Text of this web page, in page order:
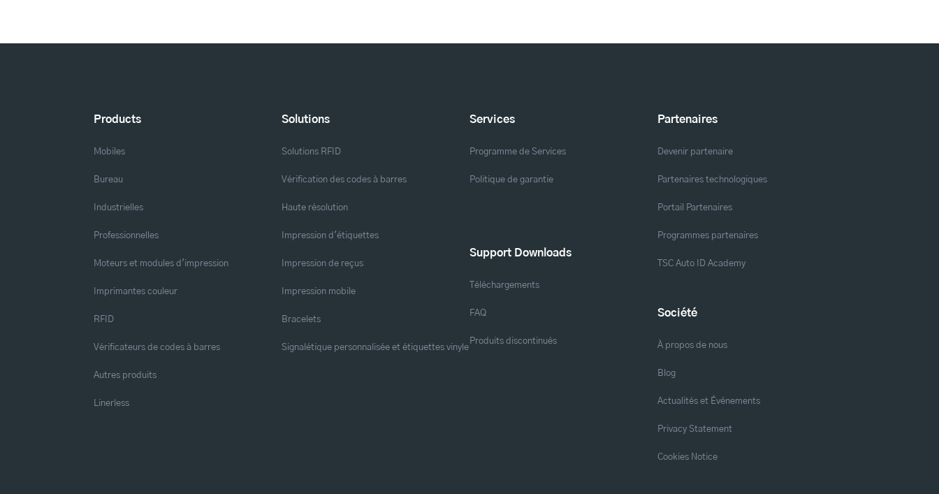
Products
Mobiles
Bureau
Industrielles
Professionnelles
Moteurs et modules d'impression
Imprimantes couleur
RFID
Vérificateurs de codes à barres
Autres produits
Linerless
Solutions
Solutions RFID
Vérification des codes à barres
Haute résolution
Impression d'étiquettes
Impression de reçus
Impression mobile
Bracelets
Signalétique personnalisée et étiquettes vinyle
Services
Programme de Services
Politique de garantie
Support Downloads
Téléchargements
FAQ
Produits discontinués
Partenaires
Devenir partenaire
Partenaires technologiques
Portail Partenaires
Programmes partenaires
TSC Auto ID Academy
Société
À propos de nous
Blog
Actualités et Événements
Privacy Statement
Cookies Notice